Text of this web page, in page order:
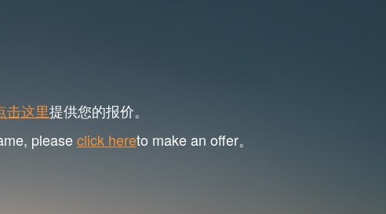
击这里提供您的报价。
pleaseclick hereto make an offer。